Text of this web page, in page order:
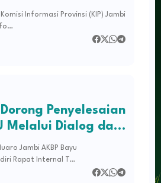
Informasi Provinsi (KIP) Jambi
Penyelesaian
Melalui Dialog dan
Jambi AKBP Bayu
Rapat Internal T…